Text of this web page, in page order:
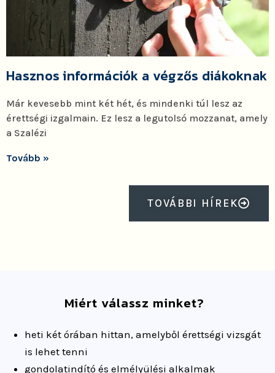
Hasznos információk a végzős diákoknak
Már kevesebb mint két hét, és mindenki túl lesz az
érettségi izgalmain. Ez lesz a legutolsó mozzanat, amely
a Szalézi
Tovább »
TOVÁBBI HÍREK
Miért válassz minket?
heti két órában hittan, amelyből érettségi vizsgát
is lehet tenni
gondolatindító és elmélyülési alkalmak